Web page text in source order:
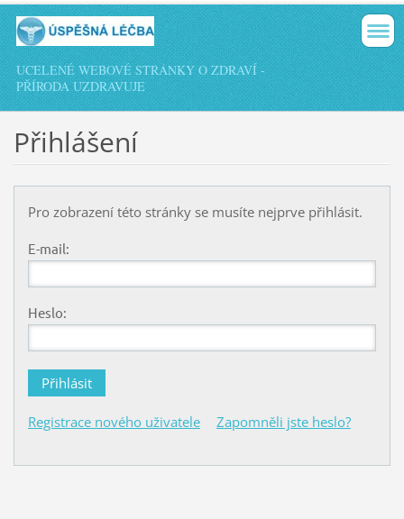
UCELENÉ WEBOVÉ STRÁNKY O ZDRAVÍ -
PŘÍRODA UZDRAVUJE
Přihlášení
Pro zobrazení této stránky se musíte nejprve přihlásit.
E-mail:
Heslo:
Registrace nového uživatele Zapomněli jste heslo?